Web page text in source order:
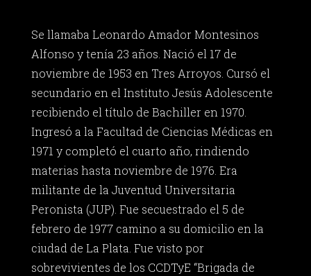
Se llamaba Leonardo Amador Montesinos
Alfonso y tenía 23 años. Nació el 17 de
noviembre de 1953 en Tres Arroyos. Cursó el
secundario en el Instituto Jesús Adolescente
recibiendo el título de Bachiller en 1970.
Ingresó a la Facultad de Ciencias Médicas en
1971 y completó el cuarto año, rindiendo
materias hasta noviembre de 1976. Era
militante de la Juventud Universitaria
Peronista (JUP). Fue secuestrado el 5 de
febrero de 1977 camino a su domicilio en la
ciudad de La Plata. Fue visto por
sobrevivientes de los CCDTyE “Brigada de